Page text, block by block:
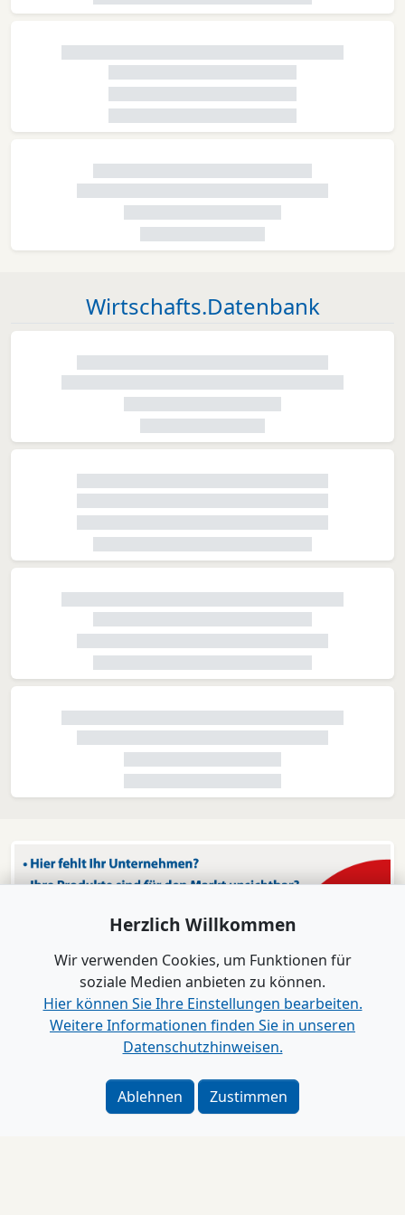
Wirtschafts.Datenbank
Herzlich Willkommen
Wir verwenden Cookies, um Funktionen für
soziale Medien anbieten zu können.
Hier können Sie Ihre Einstellungen bearbeiten.
Weitere Informationen finden Sie in unseren
Datenschutzhinweisen.
Ablehnen Zustimmen